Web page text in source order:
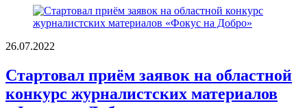
26.07.2022
Стартовал приём заявок на областной
конкурс журналистских материалов